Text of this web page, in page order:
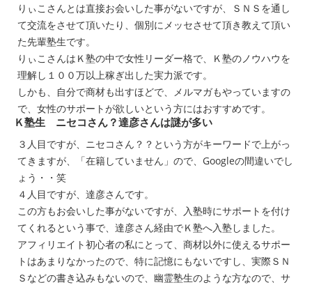
りぃこさんとは直接お会いした事がないですが、ＳＮＳを通し
て交流をさせて頂いたり、個別にメッセさせて頂き教えて頂い
た先輩塾生です。
りぃこさんはＫ塾の中で女性リーダー格で、Ｋ塾のノウハウを
理解し１００万以上稼ぎ出した実力派です。
しかも、自分で商材も出すほどで、メルマガもやっていますの
で、女性のサポートが欲しいという方にはおすすめです。
Ｋ塾生 ニセコさん？達彦さんは謎が多い
３人目ですが、ニセコさん？？という方がキーワードで上がっ
てきますが、「在籍していません」ので、Googleの間違いでし
ょう・・笑
４人目ですが、達彦さんです。
この方もお会いした事がないですが、入塾時にサポートを付け
てくれるという事で、達彦さん経由でＫ塾へ入塾しました。
アフィリエイト初心者の私にとって、商材以外に使えるサポー
トはあまりなかったので、特に記憶にもないですし、実際ＳＮ
Ｓなどの書き込みもないので、幽霊塾生のような方なので、サ